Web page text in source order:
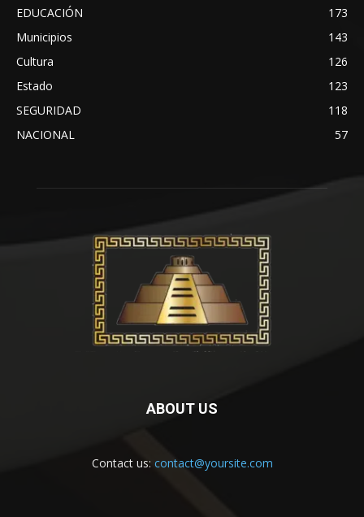
EDUCACIÓN
173
Municipios
143
Cultura
126
Estado
123
SEGURIDAD
118
NACIONAL
57
ABOUT US
Contact us: contact@yoursite.com